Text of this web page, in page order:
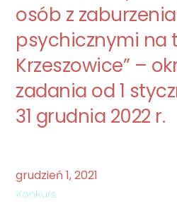
osób z
psychicznymi na
Krzeszowice” –
zadania od 1
31 grudnia 2022 r.
grudzień 1,2021
Konkurs